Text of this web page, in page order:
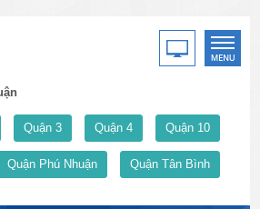
Quận 3 Quận 4 Quận 10
Quận Phú Nhuận Quận Tân Bình